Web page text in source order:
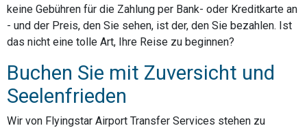
keine Gebühren für die Zahlung per Bank- oder Kreditkarte an
- und der Preis, den Sie sehen, ist der, den Sie bezahlen. Ist
das nicht eine tolle Art, Ihre Reise zu beginnen?
Buchen Sie mit Zuversicht und
Seelenfrieden
Wir von Flyingstar Airport Transfer Services stehen zu